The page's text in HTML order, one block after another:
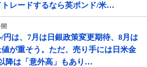
レードするなら英ポンド/米…
/円は、7月は日銀政策変更期待、8月は
が重そう。ただ、売り手には日米金
降は「意外高」もあり…